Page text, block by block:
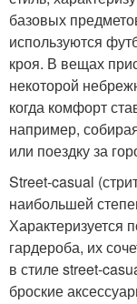
базовых
используются
кроя. В вещах
некоторой
когда комфорт
например,
или поездку за
Street-casual
наибольшей
Характеризуется
гардероба, их
в стиле street-
броские